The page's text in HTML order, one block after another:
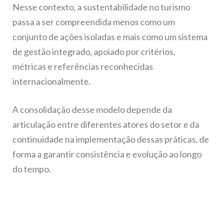
Nesse contexto, a sustentabilidade no turismo
passa a ser compreendida menos como um
conjunto de ações isoladas e mais como um sistema
de gestão integrado, apoiado por critérios,
métricas e referências reconhecidas
internacionalmente.
A consolidação desse modelo depende da
articulação entre diferentes atores do setor e da
continuidade na implementação dessas práticas, de
forma a garantir consistência e evolução ao longo
do tempo.